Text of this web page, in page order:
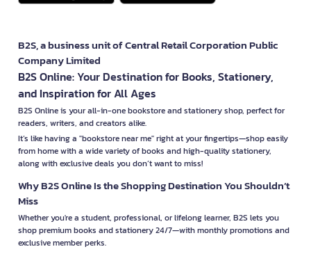
B2S, a business unit of Central Retail Corporation Public
Company Limited
B2S Online: Your Destination for Books, Stationery,
and Inspiration for All Ages
B2S Online is your all-in-one bookstore and stationery shop, perfect for
readers, writers, and creators alike.
It’s like having a "bookstore near me" right at your fingertips—shop easily
from home with a wide variety of books and high-quality stationery,
along with exclusive deals you don’t want to miss!
Why B2S Online Is the Shopping Destination You Shouldn’t
Miss
Whether you're a student, professional, or lifelong learner, B2S lets you
shop premium books and stationery 24/7—with monthly promotions and
exclusive member perks.